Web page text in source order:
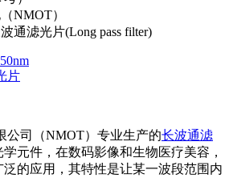
NMOT）
通滤光片(Long pass filter)
片
公司（NMOT）专业生产的长波通滤
元件，在数码影像和生物医疗美容，
的应用，其特性是让某一波段范围内